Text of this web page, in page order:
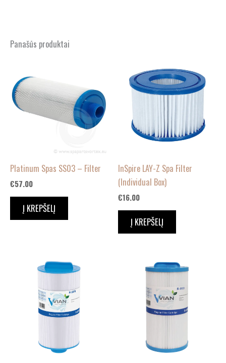
Panašūs produktai
Platinum Spas SS03 – Filter
€57.00
Į KREPŠELĮ
InSpire LAY-Z Spa Filter
(Individual Box)
€16.00
Į KREPŠELĮ